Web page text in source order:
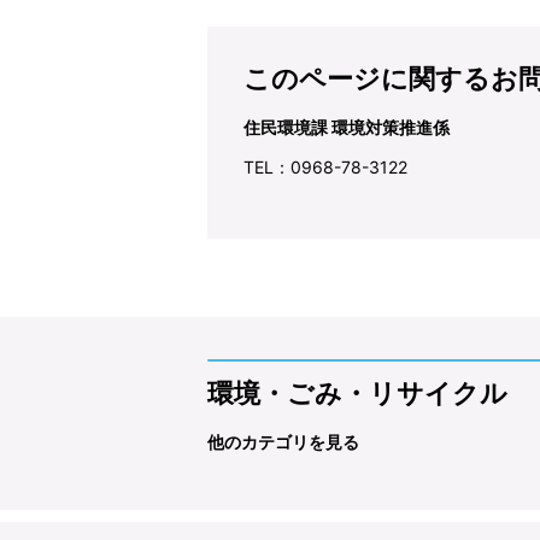
このページに関するお
住民環境課 環境対策推進係
TEL：0968-78-3122
環境・ごみ・リサイクル
他のカテゴリを見る